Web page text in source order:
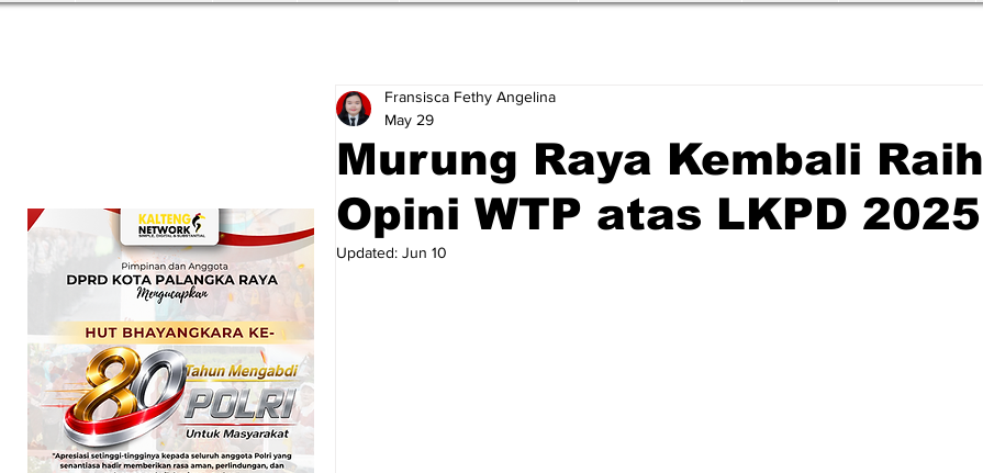
Murung Raya Kembali Raih
Opini WTP atas LKPD 2025
Fransisca Fethy Angelina
May 29
Updated: Jun 10